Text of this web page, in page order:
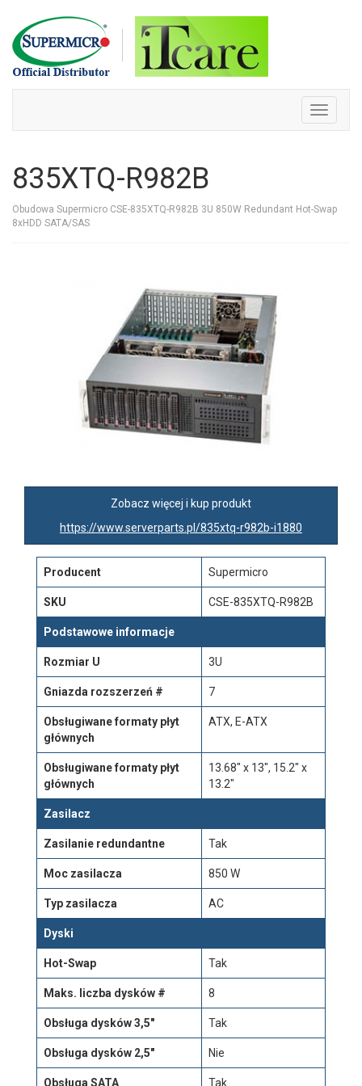
Skip
to
content
Toggle
835XTQ-R982B
Obudowa Supermicro CSE-835XTQ-R982B 3U 850W Redundant Hot-Swap
8xHDD SATA/SAS
Zobacz więcej i kup produkt
https://www.serverparts.pl/835xtq-r982b-i1880
Producent Supermicro
SKU CSE-835XTQ-R982B
Podstawowe informacje
Rozmiar U 3U
Gniazda rozszerzeń # 7
Obsługiwane formaty płyt
głównych
ATX, E-ATX
Obsługiwane formaty płyt
głównych
13.68" x 13", 15.2" x
13.2"
Zasilacz
Zasilanie redundantne Tak
Moc zasilacza 850 W
Typ zasilacza AC
Dyski
Hot-Swap Tak
Maks. liczba dysków # 8
Obsługa dysków 3,5" Tak
Obsługa dysków 2,5" Nie
Obsługa SATA Tak